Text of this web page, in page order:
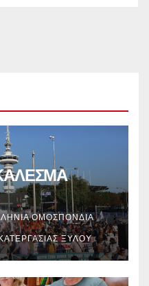
ΟΜΟΣΠΟΝΔΊΑ
ΞΎΛΟΥ